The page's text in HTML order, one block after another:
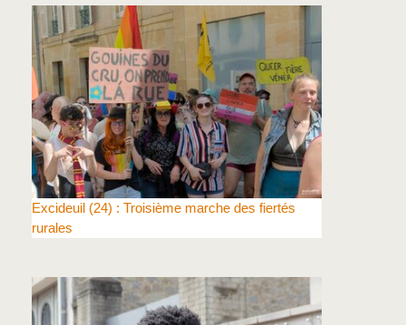
Excideuil (24) : Troisième marche des fiertés
rurales